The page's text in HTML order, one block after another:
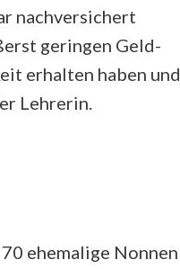
nachversichert
geringen Geld-
erhalten haben und
Lehrerin.
ehemalige Nonnen